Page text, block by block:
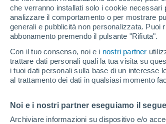
che verranno installati solo i cookie
analizzare il comportamento o per mostrare
generali e pubblicità non personalizzata.
abbonamento premendo il pulsante "Rifiuta".
Con il tuo consenso, noi e i nostri partner
trattare dati personali quali la tua visita su
i tuoi dati personali sulla base di un interesse
al trattamento dei dati in qualsiasi momento
Noi e i nostri partner eseguiamo il
Archiviare informazioni su dispositivo e/o
Afonsos Aeroporto
Araruama
Barra De São João
Barra Do Pirai
Barra Mansa
Belford Roxo
Bom Jesus Do Itabapoana